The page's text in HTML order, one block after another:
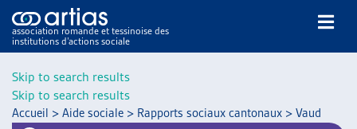
Skip to search results
Skip to search results
association romande et tessinoise des
institutions d’actions sociale
Accueil > Aide sociale > Rapports sociaux cantonaux > Vaud